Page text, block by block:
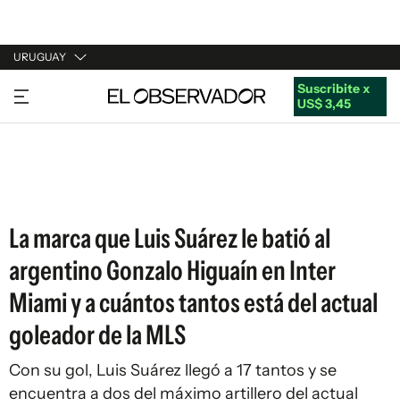
URUGUAY
URUGUAY
ARGENTINA
Suscribite x
US$ 3,45
La marca que Luis Suárez le batió al
argentino Gonzalo Higuaín en Inter
Miami y a cuántos tantos está del actual
goleador de la MLS
Con su gol, Luis Suárez llegó a 17 tantos y se
encuentra a dos del máximo artillero del actual